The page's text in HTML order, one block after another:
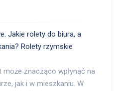
Jakie rolety do biura, a
Rolety rzymskie
znacząco wpłynąć na
jak i w mieszkaniu. W